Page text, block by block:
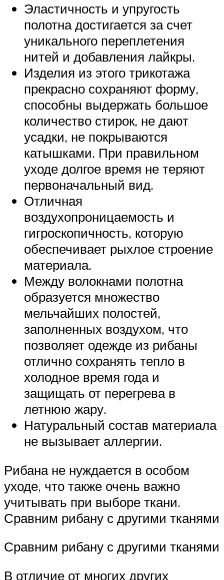
Эластичность и упругость
полотна достигается за счет
уникального переплетения
нитей и добавления лайкры.
Изделия из этого трикотажа
прекрасно сохраняют форму,
способны выдержать большое
количество стирок, не дают
усадки, не покрываются
катышками. При правильном
уходе долгое время не теряют
первоначальный вид.
Отличная
воздухопроницаемость и
гигроскопичность, которую
обеспечивает рыхлое строение
материала.
Между волокнами полотна
образуется множество
мельчайших полостей,
заполненных воздухом, что
позволяет одежде из рибаны
отлично сохранять тепло в
холодное время года и
защищать от перегрева в
летнюю жару.
Натуральный состав материала
не вызывает аллергии.
Рибана не нуждается в особом
уходе, что также очень важно
учитывать при выборе ткани.
Сравним рибану с другими тканями
Сравним рибану с другими тканями
В отличие от многих других